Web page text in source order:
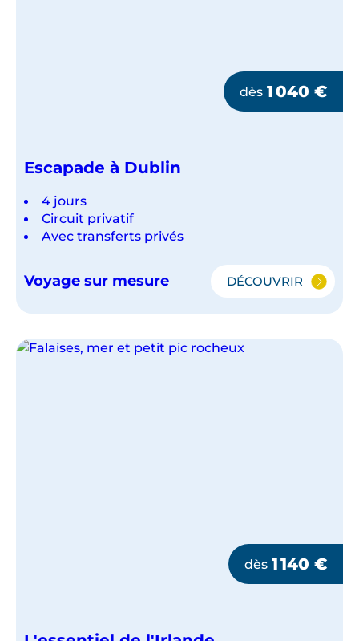
dès 1 040 €
Escapade à Dublin
4 jours
Circuit privatif
Avec transferts privés
Voyage sur mesure DÉCOUVRIR
ESCAPADE
dès 1 140 €